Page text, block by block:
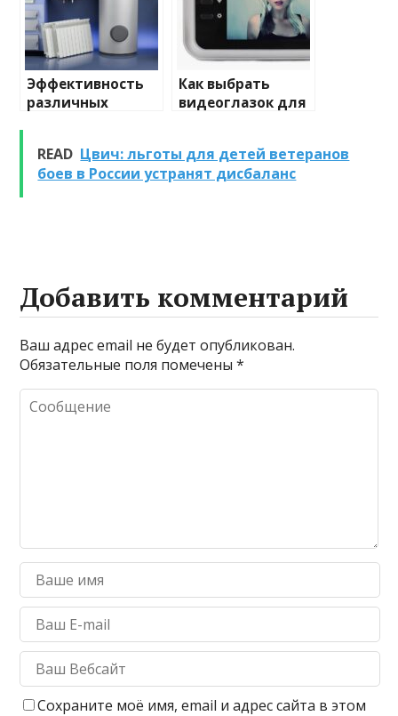
Эффективность
различных
очистке и
промывке котлов
Как выбрать
видеоглазок для
READ Цвич: льготы для детей ветеранов
боев в России устранят дисбаланс
Добавить комментарий
Ваш адрес email не будет опубликован.
Обязательные поля помечены*
Сохраните моё имя, email и адрес сайта в этом